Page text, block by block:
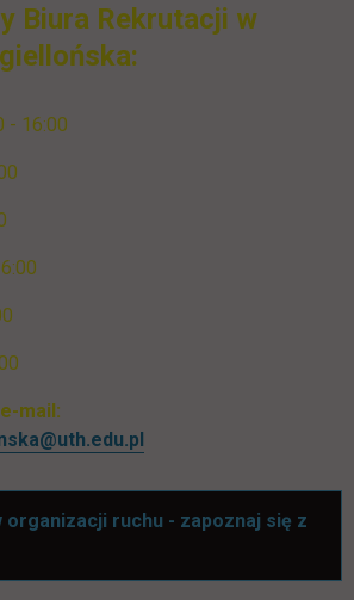
Biura Rekrutacji w
- 16:00
mail:
organizacji ruchu - zapoznaj się z